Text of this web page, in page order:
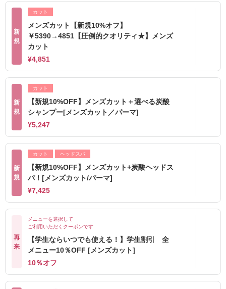
新
規
カット
メンズカット【新規10%オフ】
￥5390→4851【圧倒的クオリティ★】メンズ
カット
¥4,851
新
規
カット
【新規10%OFF】メンズカット＋選べる炭酸
シャンプー[メンズカット／パーマ]
¥5,247
新
規
カット ヘッドスパ
【新規10%OFF】メンズカット+炭酸ヘッドス
パ！[メンズカット/パーマ]
¥7,425
再
来
メニューを選択して
ご利用いただくクーポンです
【学生ならいつでも使える！】学生割引 全
メニュー10％OFF [メンズカット]
10％オフ